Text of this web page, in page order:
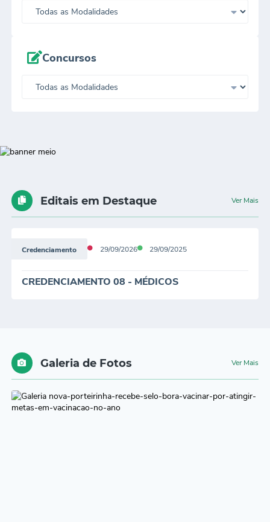
Concursos
Editais em Destaque Ver Mais
Credenciamento 29/09/2026 29/09/2025
CREDENCIAMENTO 08 - MÉDICOS
Galeria de Fotos Ver Mais